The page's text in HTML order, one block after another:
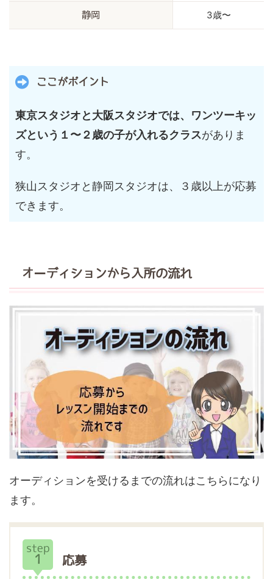
静岡 3歳〜
ここがポイント
東京スタジオと大阪スタジオでは、ワンツーキッ
ズという１〜２歳の子が入れるクラスがありま
す。
狭山スタジオと静岡スタジオは、３歳以上が応募
できます。
オーディションから入所の流れ
オーディションを受けるまでの流れはこちらになり
ます。
step
1 応募